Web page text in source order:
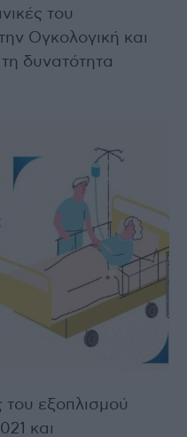
του
Ογκολογική και
δυνατότητα
εξοπλισμού
και